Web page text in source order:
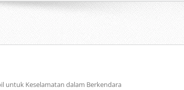
untuk Keselamatan dalam Berkendara